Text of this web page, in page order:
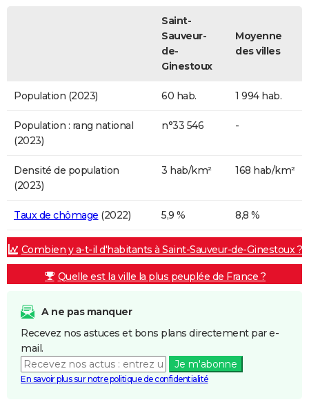
Saint-
Sauveur-
de-
Ginestoux
Moyenne
des villes
Population (2023) 60 hab. 1 994 hab.
Population : rang national
(2023)
n°33 546 -
Densité de population
(2023)
3 hab/km² 168 hab/km²
Taux de chômage (2022) 5,9 % 8,8 %
Combien y a-t-il d'habitants à Saint-Sauveur-de-Ginestoux ?
Quelle est la ville la plus peuplée de France ?
A ne pas manquer
Recevez nos astuces et bons plans directement par e-
mail.
Je m'abonne
En savoir plus sur notre politique de confidentialité